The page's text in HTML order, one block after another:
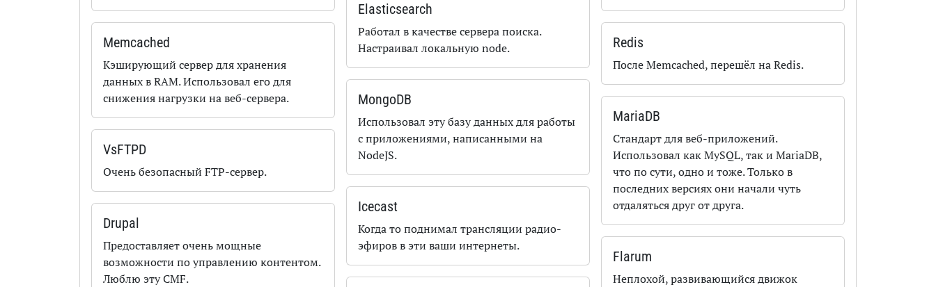
Elasticsearch
Работал в качестве сервера поиска.
Настраивал локальную node.
Memcached
Кэширующий сервер для хранения
данных в RAM. Использовал его для
снижения нагрузки на веб-сервера.
Redis
После Memcached, перешёл на Redis.
MongoDB
Использовал эту базу данных для работы
с приложениями, написанными на
NodeJS.
MariaDB
Стандарт для веб-приложений.
Использовал как MySQL, так и MariaDB,
что по сути, одно и тоже. Только в
последних версиях они начали чуть
отдаляться друг от друга.
VsFTPD
Очень безопасный FTP-сервер.
Icecast
Когда то поднимал трансляции радио-
эфиров в эти ваши интернеты.
Drupal
Предоставляет очень мощные
возможности по управлению контентом.
Люблю эту CMF.
Flarum
Неплохой, развивающийся движок